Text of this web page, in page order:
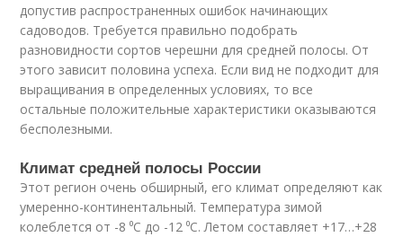
допустив распространенных ошибок начинающих
садоводов. Требуется правильно подобрать
разновидности сортов черешни для средней полосы. От
этого зависит половина успеха. Если вид не подходит для
выращивания в определенных условиях, то все
остальные положительные характеристики оказываются
бесполезными.
Климат средней полосы России
Этот регион очень обширный, его климат определяют как
умеренно-континентальный. Температура зимой
колеблется от -8 ⁰С до -12 ⁰С. Летом составляет +17…+28